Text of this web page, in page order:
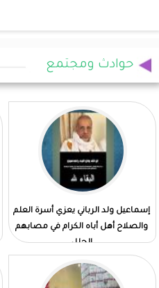
حوادث ومجتمع
إسماعيل ولد الرباني يعزي أسرة العلم
والصلاح أهل أباه الكرام في مصابهم
الجلل